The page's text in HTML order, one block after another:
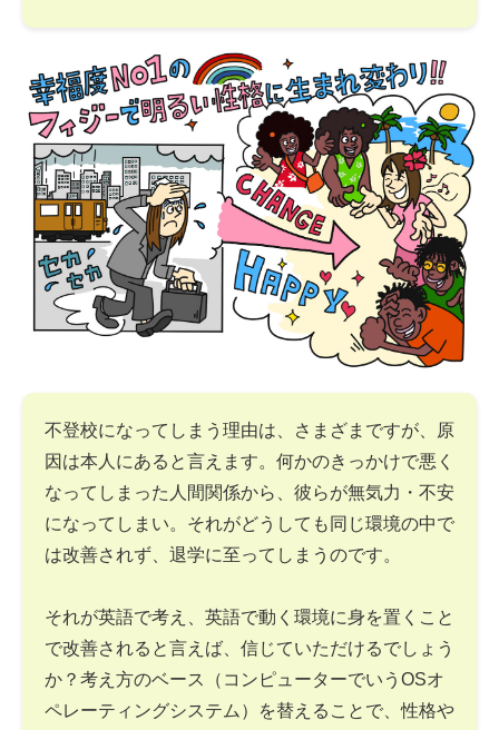
不登校になってしまう理由は、さまざまですが、原
因は本人にあると言えます。何かのきっかけで悪く
なってしまった人間関係から、彼らが無気力・不安
になってしまい。それがどうしても同じ環境の中で
は改善されず、退学に至ってしまうのです。
それが英語で考え、英語で動く環境に身を置くこと
で改善されると言えば、信じていただけるでしょう
か？考え方のベース（コンピューターでいうOSオ
ペレーティングシステム）を替えることで、性格や